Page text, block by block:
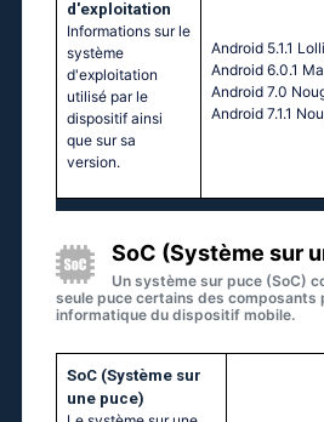
d'exploitation
Informations sur le
système
d'exploitation
utilisé par le
dispositif ainsi
que sur sa
version.
Аndrоid 5.1.1
Аndrоid 6.0.1
Аndrоid 7.0
Аndrоid 7.1.1
SoC (Système sur
Un système sur puce (SoC)
seule puce certains des composants
informatique du dispositif mobile.
SoC (Système sur
une puce)